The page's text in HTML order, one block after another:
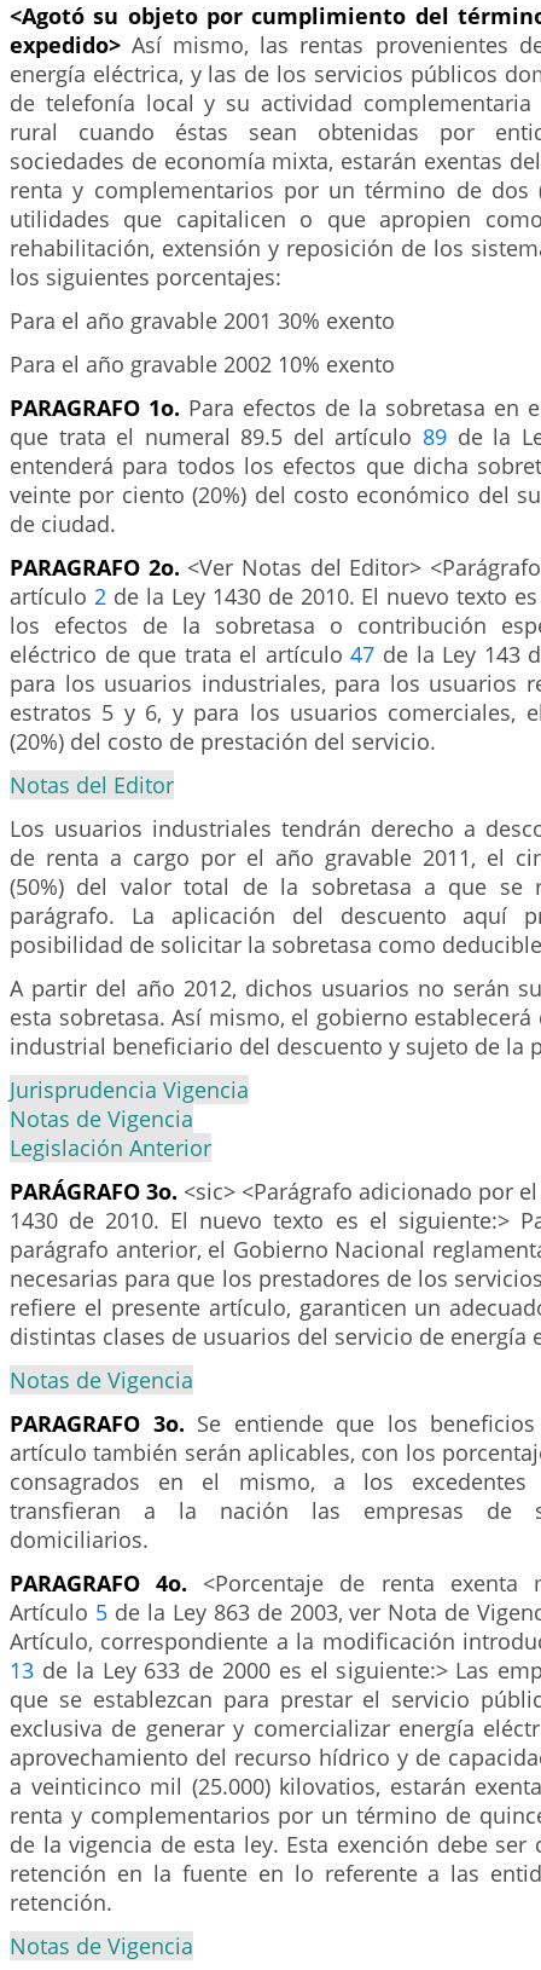
<Agotó su objeto por cumplimiento del
expedido>Así mismo, las rentas provenientes
energía eléctrica, y las de los servicios públicos
de telefonía local y su actividad
rural cuando éstas sean obtenidas por
sociedades de economía mixta, estarán exentas
renta y complementarios por un término de dos
utilidades que capitalicen o que apropien
rehabilitación, extensión y reposición de los
los siguientes porcentajes:
Para el año gravable 2001 30% exento
Para el año gravable 2002 10% exento
PARAGRAFO 1o. Para efectos de la sobretasa en
que trata el numeral 89.5 del artículo 89 de la
entenderá para todos los efectos que dicha
veinte por ciento (20%) del costo económico del
de ciudad.
PARAGRAFO 2o. <Ver Notas del Editor>
artículo 2de la Ley 1430 de 2010. El nuevo texto
los efectos de la sobretasa o contribución
eléctrico de que trata el artículo47 de la Ley 143
para los usuarios industriales, para los usuarios
estratos 5 y 6, y para los usuarios comerciales,
(20%) del costo de prestación del servicio.
Notas del Editor
Los usuarios industriales tendrán derecho a
de renta a cargo por el año gravable 2011, el
(50%) del valor total de la sobretasa a que se
parágrafo. La aplicación del descuento aquí
posibilidad de solicitar la sobretasa como
A partir del año 2012, dichos usuarios no serán
esta sobretasa. Así mismo, el gobierno
industrial beneficiario del descuento y sujeto de la
Jurisprudencia Vigencia
Notas de Vigencia
Legislación Anterior
PARÁGRAFO 3o. <sic> <Parágrafo adicionado por
1430 de 2010. El nuevo texto es el siguiente:>
parágrafo anterior, el Gobierno Nacional
necesarias para que los prestadores de los
refiere el presente artículo, garanticen un
distintas clases de usuarios del servicio de energía
Notas de Vigencia
PARAGRAFO 3o. Se entiende que los
artículo también serán aplicables, con los
consagrados en el mismo, a los
transfieran a la nación las empresas de
domiciliarios.
PARAGRAFO 4o. <Porcentaje de renta exenta
Artículo 5de la Ley 863 de 2003, ver Nota de
Artículo, correspondiente a la modificación
13 de la Ley 633 de 2000 es el siguiente:> Las
que se establezcan para prestar el servicio
exclusiva de generar y comercializar energía
aprovechamiento del recurso hídrico y de
a veinticinco mil (25.000) kilovatios, estarán
renta y complementarios por un término de
de la vigencia de esta ley. Esta exención debe ser
retención en la fuente en lo referente a las
retención.
Notas de Vigencia